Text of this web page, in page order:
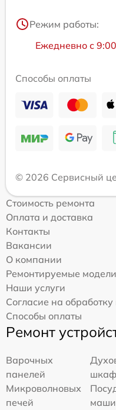
Режим работы:
Ежедневно с
Способы оплаты
© 2026 Сервисный
Стоимость ремонта
Оплата и доставка
Контакты
Вакансии
О компании
Ремонтируемые модели
Наши услуги
Согласие на
Способы оплаты
Ремонт
Варочных
панелей
Микроволновых
печей